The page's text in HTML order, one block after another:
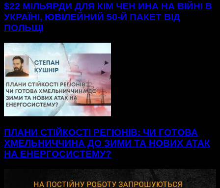
$22 МІЛЬЯРДИ ДЛЯ КІМ ЧЕН ИНА НА ВІЙНІ В
УКРАЇНІ, ЮВІЛЕЙНИЙ 50-Й ПАКЕТ ВІД
ПОЛЬЩІ
ПЛАНИ СТІЙКОСТІ РЕГІОНІВ: ЧИ ГОТОВА
ХМЕЛЬНИЧЧИНА ДО ЗИМИ ТА НОВИХ АТАК
НА ЕНЕРГОСИСТЕМУ?